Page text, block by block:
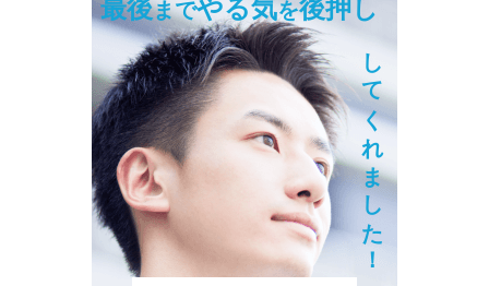
最後までやる気を後押し
してくれました！